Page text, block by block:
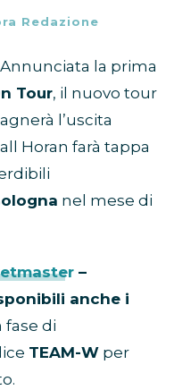
Redazione
Annunciata la prima
Tour, il nuovo tour
l’uscita
Horan farà tappa
nel mese di
–
anche i
fase di
TEAM-W per